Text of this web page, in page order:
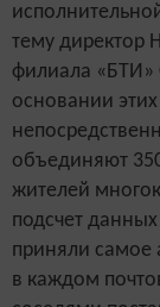
тему директор
филиала «БТИ»
основании
объединяют
жителей
подсчет
приняли самое
в каждом